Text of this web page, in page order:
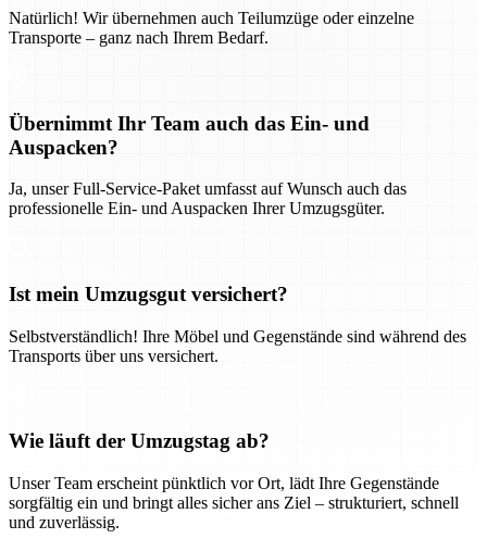
Natürlich! Wir übernehmen auch Teilumzüge oder einzelne
Transporte – ganz nach Ihrem Bedarf.
Übernimmt Ihr Team auch das Ein- und
Auspacken?
Ja, unser Full-Service-Paket umfasst auf Wunsch auch das
professionelle Ein- und Auspacken Ihrer Umzugsgüter.
Ist mein Umzugsgut versichert?
Selbstverständlich! Ihre Möbel und Gegenstände sind während des
Transports über uns versichert.
Wie läuft der Umzugstag ab?
Unser Team erscheint pünktlich vor Ort, lädt Ihre Gegenstände
sorgfältig ein und bringt alles sicher ans Ziel – strukturiert, schnell
und zuverlässig.